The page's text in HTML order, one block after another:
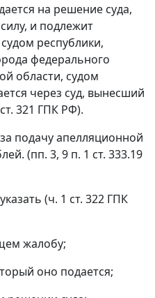
на решение суда,
и подлежит
республики,
федерального
области, судом
через суд, вынесший
321 ГПК РФ).
подачу апелляционной
(пп. 3, 9 п. 1 ст. 333.19
(ч. 1 ст. 322 ГПК
жалобу;
оно подается;